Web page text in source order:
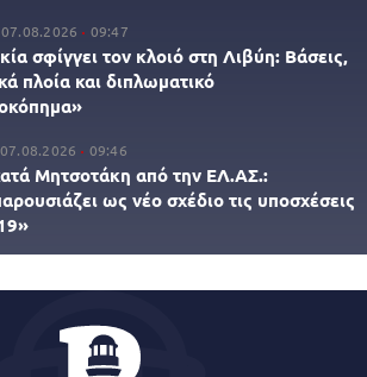
07.08.2026 09:47
σφίγγει τον κλοιό στη Λιβύη: Βάσεις,
πλοία και διπλωματικό
07.08.2026 09:46
Μητσοτάκη από την ΕΛ.ΑΣ.:
ως νέο σχέδιο τις υποσχέσεις